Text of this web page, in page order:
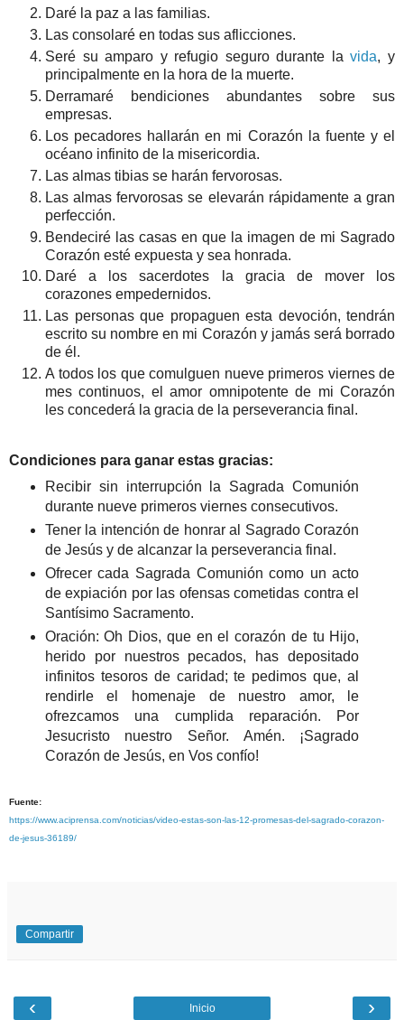
Daré la paz a las familias.
Las consolaré en todas sus aflicciones.
Seré su amparo y refugio seguro durante lavida, y
principalmente en la hora de la muerte.
Derramaré bendiciones abundantes sobre sus
empresas.
Los pecadores hallarán en mi Corazón la fuente y el
océano infinito de la misericordia.
Las almas tibias se harán fervorosas.
Las almas fervorosas se elevarán rápidamente a gran
perfección.
Bendeciré las casas en que la imagen de mi Sagrado
Corazón esté expuesta y sea honrada.
Daré a los sacerdotes la gracia de mover los
corazones empedernidos.
Las personas que propaguen esta devoción, tendrán
escrito su nombre en mi Corazón y jamás será borrado
de él.
A todos los que comulguen nueve primeros viernes de
mes continuos, el amor omnipotente de mi Corazón
les concederá la gracia de la perseverancia final.
Condiciones para ganar estas gracias:
Recibir sin interrupción la Sagrada Comunión
durante nueve primeros viernes consecutivos.
Tener la intención de honrar al Sagrado Corazón
de Jesús y de alcanzar la perseverancia final.
Ofrecer cada Sagrada Comunión como un acto
de expiación por las ofensas cometidas contra el
Santísimo Sacramento.
Oración: Oh Dios, que en el corazón de tu Hijo,
herido por nuestros pecados, has depositado
infinitos tesoros de caridad; te pedimos que, al
rendirle el homenaje de nuestro amor, le
ofrezcamos una cumplida reparación. Por
Jesucristo nuestro Señor. Amén. ¡Sagrado
Corazón de Jesús, en Vos confío!
Fuente:
https://www.aciprensa.com/noticias/video-estas-son-las-12-promesas-del-sagrado-corazon-
de-jesus-36189/
Compartir
‹ ›
Inicio